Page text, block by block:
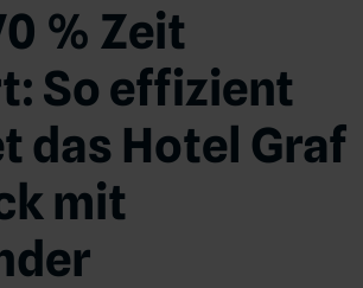
% Zeit
So effizient
das Hotel Graf
mit